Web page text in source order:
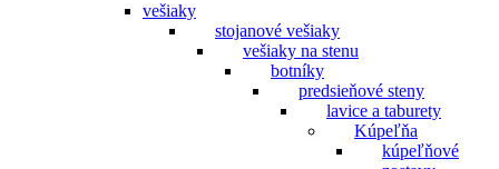
vešiaky
stojanové vešiaky
vešiaky na stenu
botníky
predsieňové steny
lavice a taburety
Kúpeľňa
kúpeľňové